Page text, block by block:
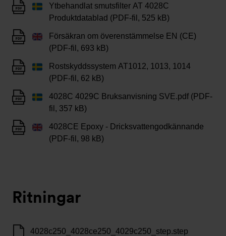
Ytbehandlat smutsfilter AT 4028C
Produktdatablad (PDF-fil, 525 kB)
Försäkran om överenstämmelse EN (CE)
(PDF-fil, 693 kB)
Rostskyddssystem AT1012, 1013, 1014
(PDF-fil, 62 kB)
4028C 4029C Bruksanvisning SVE.pdf (PDF-
fil, 357 kB)
4028CE Epoxy - Dricksvattengodkännande
(PDF-fil, 98 kB)
Ritningar
4028c250_4028ce250_4029c250_step.step